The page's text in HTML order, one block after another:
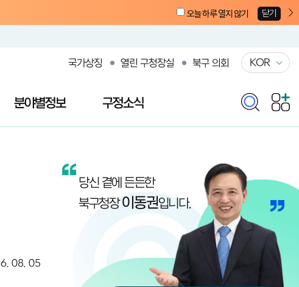
오늘 하루 열지 않기 닫기
국가상징 열린 구청장실 북구 의회 KOR
분야별정보 구정소식
08. 05
열린 구청장실
당신 곁에 든든한
북구청장이동권입니다.